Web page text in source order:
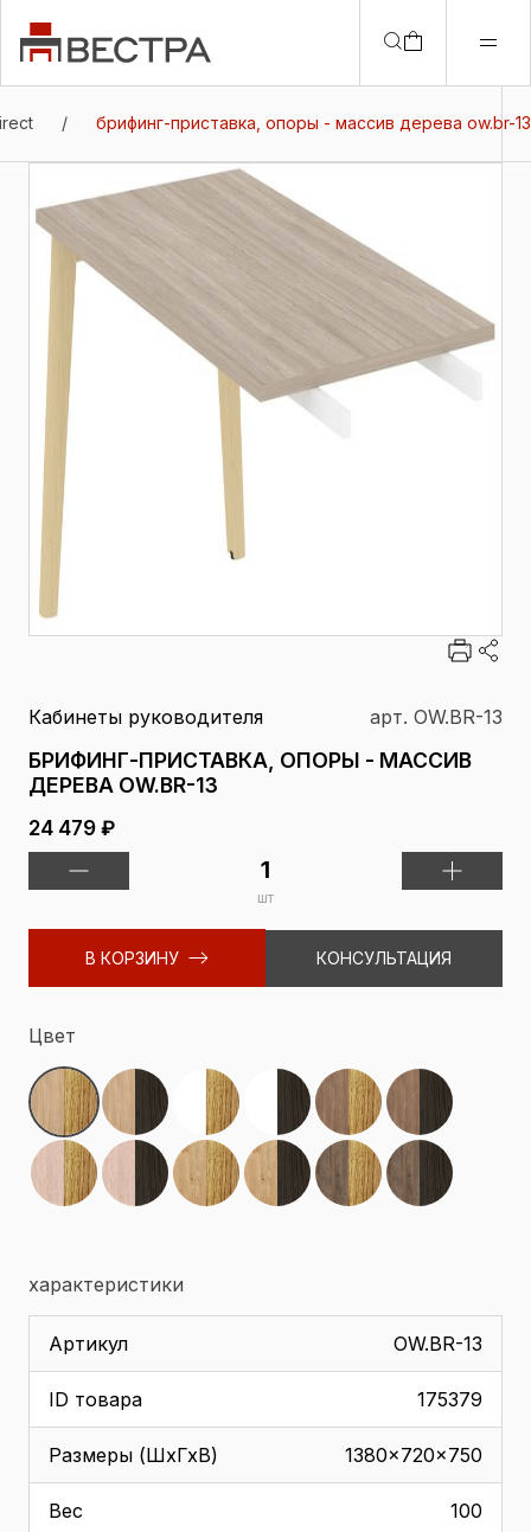
/ брифинг-приставка, опоры - массив дерева ow.br-13
Кабинеты руководителя арт. OW.BR-13
БРИФИНГ-ПРИСТАВКА, ОПОРЫ - МАССИВ
ДЕРЕВА OW.BR-13
24 479 ₽
шт
В КОРЗИНУ КОНСУЛЬТАЦИЯ
Цвет
характеристики
Артикул OW.BR-13
ID товара 175379
Размеры (ШхГхВ) 1380x720x750
Вес 100